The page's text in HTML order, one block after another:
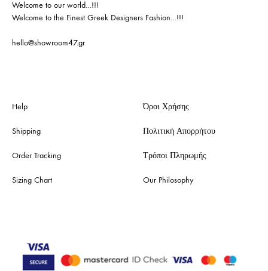
Welcome to our world…!!!
Welcome to the Finest Greek Designers Fashion…!!!
hello@showroom47.gr
Help
Shipping
Order Tracking
Sizing Chart
Όροι Χρήσης
Πολιτική Απορρήτου
Τρόποι Πληρωμής
Our Philosophy